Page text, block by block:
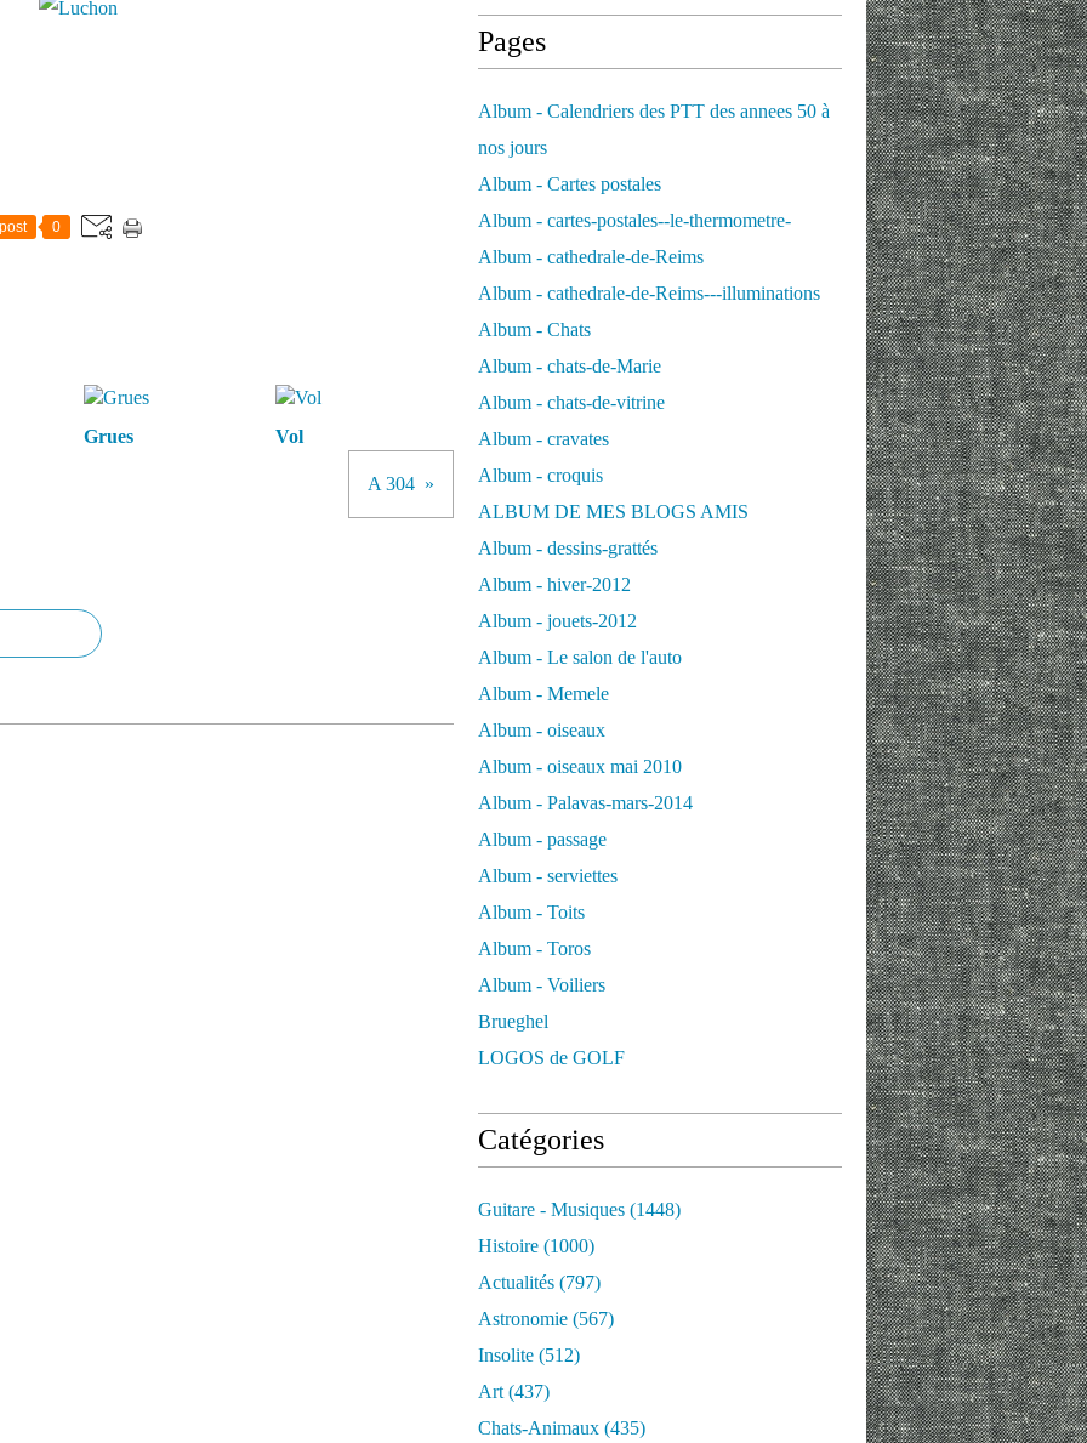
0
Grues Vol
A 304
Pages
Album - Calendriers des PTT des annees 50 à
nos jours
Album - Cartes postales
Album - cartes-postales--le-thermometre-
Album - cathedrale-de-Reims
Album - cathedrale-de-Reims---illuminations
Album - Chats
Album - chats-de-Marie
Album - chats-de-vitrine
Album - cravates
Album - croquis
ALBUM DE MES BLOGS AMIS
Album - dessins-grattés
Album - hiver-2012
Album - jouets-2012
Album - Le salon de l'auto
Album - Memele
Album - oiseaux
Album - oiseaux mai 2010
Album - Palavas-mars-2014
Album - passage
Album - serviettes
Album - Toits
Album - Toros
Album - Voiliers
Brueghel
LOGOS de GOLF
Catégories
Guitare - Musiques (1448)
Histoire (1000)
Actualités (797)
Astronomie (567)
Insolite (512)
Art (437)
Chats-Animaux (435)